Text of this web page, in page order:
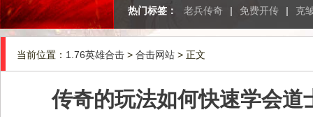
热门标签： 老兵传奇 | 免费开传 | 克
当前位置： 1.76英雄合击 > 合击网站 > 正文
传奇的玩法如何快速学会道